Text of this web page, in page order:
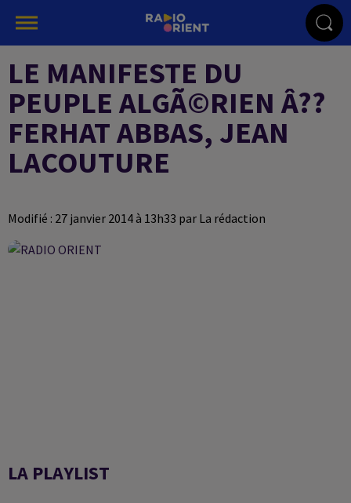
LE MANIFESTE DU
PEUPLE ALGÃ©RIEN Â??
FERHAT ABBAS, JEAN
LACOUTURE
Modifié : 27 janvier 2014 à 13h33 par La rédaction
LA PLAYLIST